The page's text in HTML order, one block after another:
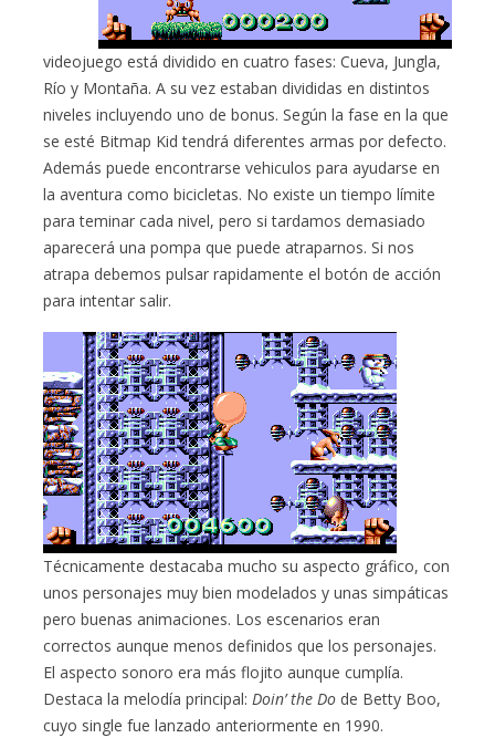
videojuego está dividido en cuatro fases: Cueva, Jungla,
Río y Montaña. A su vez estaban divididas en distintos
niveles incluyendo uno de bonus. Según la fase en la que
se esté Bitmap Kid tendrá diferentes armas por defecto.
Además puede encontrarse vehiculos para ayudarse en
la aventura como bicicletas. No existe un tiempo límite
para teminar cada nivel, pero si tardamos demasiado
aparecerá una pompa que puede atraparnos. Si nos
atrapa debemos pulsar rapidamente el botón de acción
para intentar salir.
Técnicamente destacaba mucho su aspecto gráfico, con
unos personajes muy bien modelados y unas simpáticas
pero buenas animaciones. Los escenarios eran
correctos aunque menos definidos que los personajes.
El aspecto sonoro era más flojito aunque cumplía.
Destaca la melodía principal:Doin’ the Do de Betty Boo,
cuyo single fue lanzado anteriormente en 1990.